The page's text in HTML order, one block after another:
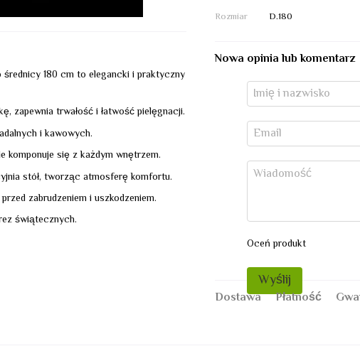
180 cm to elegancki i praktyczny
zapewnia trwałość i łatwość pielęgnacji.
i kawowych.
komponuje się z każdym wnętrzem.
stół, tworząc atmosferę komfortu.
zabrudzeniem i uszkodzeniem.
świątecznych.
Rozmiar D.180
Nowa opinia lub komentarz
Oceń produkt
Wyślij
Dostawa Płatność